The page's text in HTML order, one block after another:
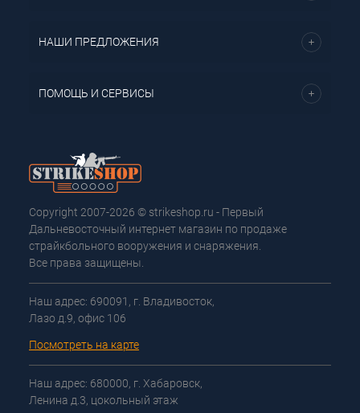
НАШИ ПРЕДЛОЖЕНИЯ
ПОМОЩЬ И СЕРВИСЫ
Copyright 2007-2026 © strikeshop.ru - Первый
Дальневосточный интернет магазин по продаже
страйкбольного вооружения и снаряжения.
Все права защищены.
Наш адрес: 690091, г. Владивосток,
Лазо д.9, офис 106
Посмотреть на карте
Наш адрес: 680000, г. Хабаровск,
Ленина д.3, цокольный этаж